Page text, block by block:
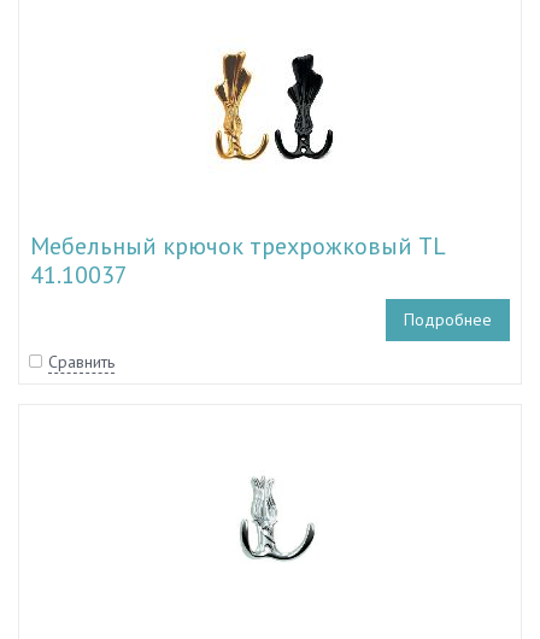
Мебельный крючок трехрожковый TL
41.10037
Подробнее
Сравнить